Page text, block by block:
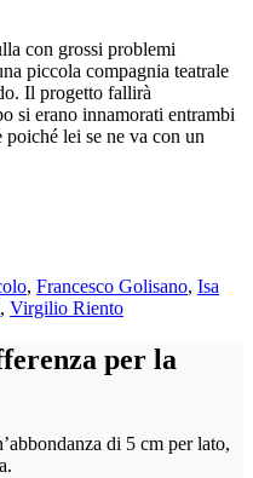
con grossi problemi
piccola compagnia teatrale
Il progetto fallirà
si erano innamorati entrambi
lei se ne va con un
, Francesco Golisano, Isa
, Virgilio Riento
per la
di 5 cm per lato,